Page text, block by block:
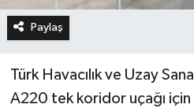
Paylaş
Türk Havacılık ve Uzay
A220 tek koridor uçağı